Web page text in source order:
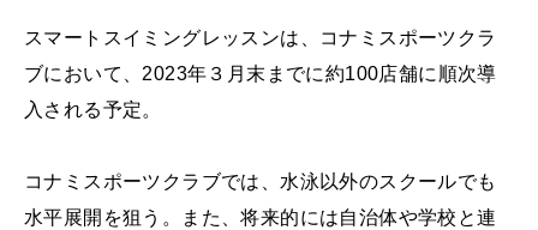
スマートスイミングレッスンは、コナミスポーツクラ
ブにおいて、2023年３月末までに約100店舗に順次導
入される予定。
コナミスポーツクラブでは、水泳以外のスクールでも
水平展開を狙う。また、将来的には自治体や学校と連